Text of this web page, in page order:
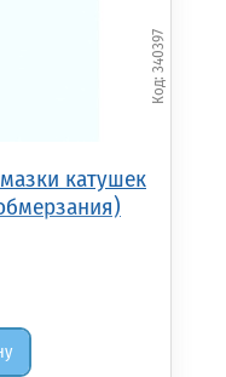
катушек
340397